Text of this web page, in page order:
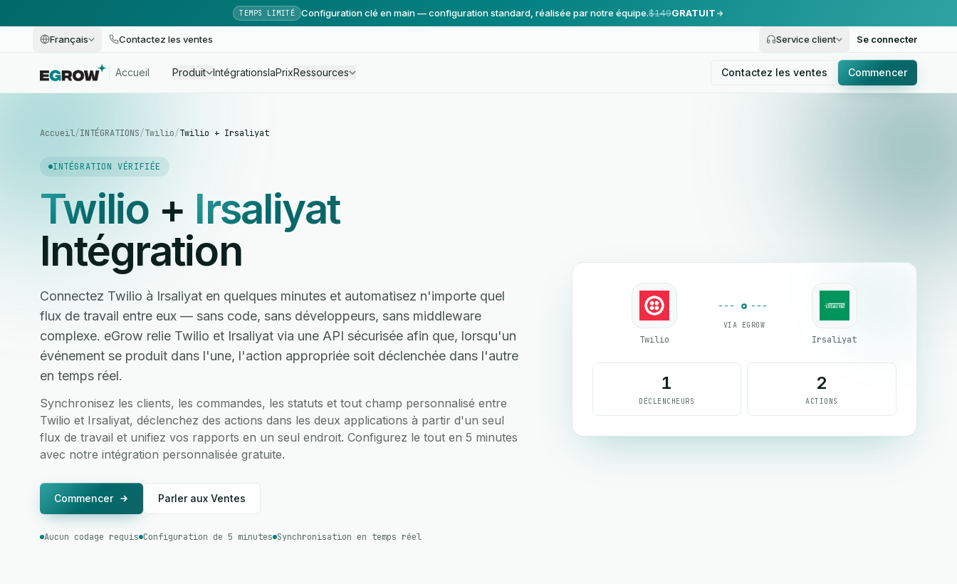
TEMPS LIMITÉ Configuration clé en main — configuration standard, réalisée par notre équipe.$149GRATUIT
Français Contactez les ventes Service client Se connecter
Accueil Produit IntégrationsIaPrixRessources Contactez les ventes Commencer
Accueil/INTÉGRATIONS/Twilio/Twilio + Irsaliyat
INTÉGRATION VÉRIFIÉE
Twilio + Irsaliyat
Intégration
Connectez Twilio à Irsaliyat en quelques minutes et automatisez n'importe quel
flux de travail entre eux — sans code, sans développeurs, sans middleware
complexe. eGrow relie Twilio et Irsaliyat via une API sécurisée afin que, lorsqu'un
événement se produit dans l'une, l'action appropriée soit déclenchée dans l'autre
en temps réel.
Synchronisez les clients, les commandes, les statuts et tout champ personnalisé entre
Twilio et Irsaliyat, déclenchez des actions dans les deux applications à partir d'un seul
flux de travail et unifiez vos rapports en un seul endroit. Configurez le tout en 5 minutes
avec notre intégration personnalisée gratuite.
Commencer Parler aux Ventes
Aucun codage requis Configuration de 5 minutes Synchronisation en temps réel
Twilio
VIA EGROW
Irsaliyat
1
DÉCLENCHEURS
2
ACTIONS